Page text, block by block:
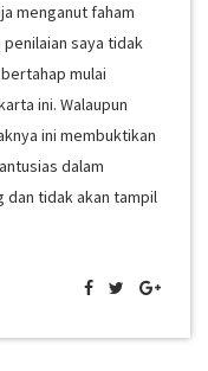
menganut faham
penilaian saya tidak
mulai
ini. Walaupun
ini membuktikan
dalam
dan tidak akan tampil